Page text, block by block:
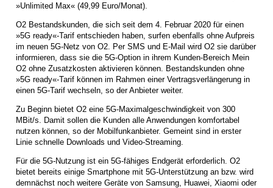
»Unlimited Max« (49,99 Euro/Monat).
O2 Bestandskunden, die sich seit dem 4. Februar 2020 für einen
»5G ready«-Tarif entschieden haben, surfen ebenfalls ohne Aufpreis
im neuen 5G-Netz von O2. Per SMS und E-Mail wird O2 sie darüber
informieren, dass sie die 5G-Option in ihrem Kunden-Bereich Mein
O2 ohne Zusatzkosten aktivieren können. Bestandskunden ohne
»5G ready«-Tarif können im Rahmen einer Vertragsverlängerung in
einen 5G-Tarif wechseln, so der Anbieter weiter.
Zu Beginn bietet O2 eine 5G-Maximalgeschwindigkeit von 300
MBit/s. Damit sollen die Kunden alle Anwendungen komfortabel
nutzen können, so der Mobilfunkanbieter. Gemeint sind in erster
Linie schnelle Downloads und Video-Streaming.
Für die 5G-Nutzung ist ein 5G-fähiges Endgerät erforderlich. O2
bietet bereits einige Smartphone mit 5G-Unterstützung an bzw. wird
demnächst noch weitere Geräte von Samsung, Huawei, Xiaomi oder